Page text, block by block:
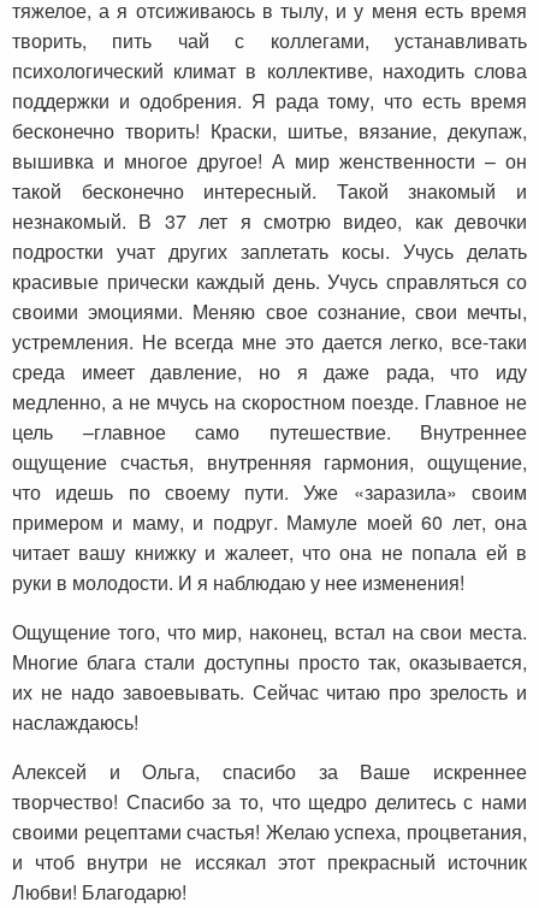
тяжелое, а я отсиживаюсь в тылу, и у меня есть время
творить, пить чай с коллегами, устанавливать
психологический климат в коллективе, находить слова
поддержки и одобрения. Я рада тому, что есть время
бесконечно творить! Краски, шитье, вязание, декупаж,
вышивка и многое другое! А мир женственности – он
такой бесконечно интересный. Такой знакомый и
незнакомый. В 37 лет я смотрю видео, как девочки
подростки учат других заплетать косы. Учусь делать
красивые прически каждый день. Учусь справляться со
своими эмоциями. Меняю свое сознание, свои мечты,
устремления. Не всегда мне это дается легко, все-таки
среда имеет давление, но я даже рада, что иду
медленно, а не мчусь на скоростном поезде. Главное не
цель –главное само путешествие. Внутреннее
ощущение счастья, внутренняя гармония, ощущение,
что идешь по своему пути. Уже «заразила» своим
примером и маму, и подруг. Мамуле моей 60 лет, она
читает вашу книжку и жалеет, что она не попала ей в
руки в молодости. И я наблюдаю у нее изменения!
Ощущение того, что мир, наконец, встал на свои места.
Многие блага стали доступны просто так, оказывается,
их не надо завоевывать. Сейчас читаю про зрелость и
наслаждаюсь!
Алексей и Ольга, спасибо за Ваше искреннее
творчество! Спасибо за то, что щедро делитесь с нами
своими рецептами счастья! Желаю успеха, процветания,
и чтоб внутри не иссякал этот прекрасный источник
Любви! Благодарю!